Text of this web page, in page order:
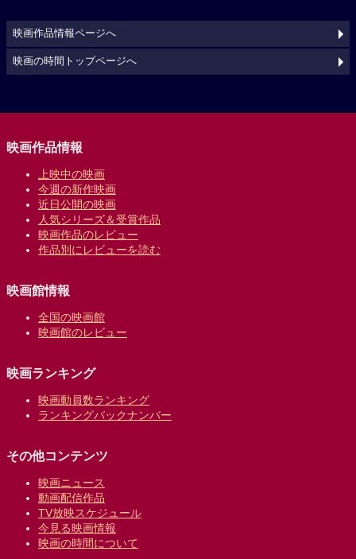
映画作品情報ページへ
映画の時間トップページへ
映画作品情報
上映中の映画
今週の新作映画
近日公開の映画
人気シリーズ＆受賞作品
映画作品のレビュー
作品別にレビューを読む
映画館情報
全国の映画館
映画館のレビュー
映画ランキング
映画動員数ランキング
ランキングバックナンバー
その他コンテンツ
映画ニュース
動画配信作品
TV放映スケジュール
今見る映画情報
映画の時間について